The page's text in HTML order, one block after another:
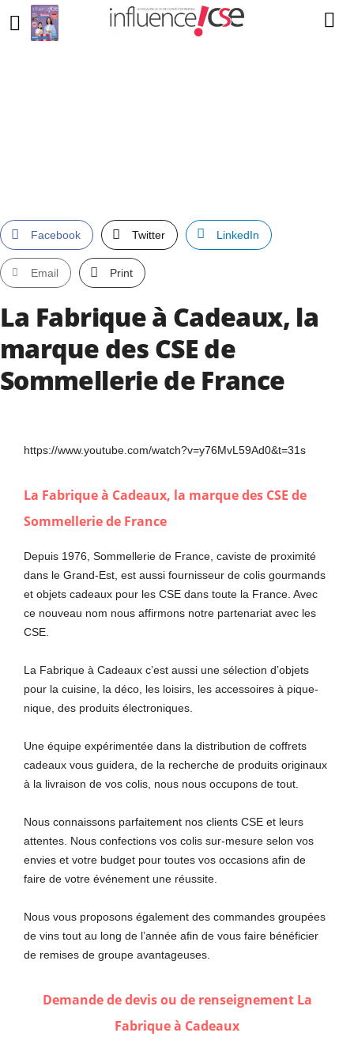
Facebook Twitter LinkedIn
Email Print
La Fabrique à Cadeaux, la
marque des CSE de
Sommellerie de France
https://www.youtube.com/watch?v=y76MvL59Ad0&t=31s
La Fabrique à Cadeaux, la marque des CSE de
Sommellerie de France
Depuis 1976, Sommellerie de France, caviste de proximité
dans le Grand-Est, est aussi fournisseur de colis gourmands
et objets cadeaux pour les CSE dans toute la France. Avec
ce nouveau nom nous affirmons notre partenariat avec les
CSE.
La Fabrique à Cadeaux c’est aussi une sélection d’objets
pour la cuisine, la déco, les loisirs, les accessoires à pique-
nique, des produits électroniques.
Une équipe expérimentée dans la distribution de coffrets
cadeaux vous guidera, de la recherche de produits originaux
à la livraison de vos colis, nous nous occupons de tout.
Nous connaissons parfaitement nos clients CSE et leurs
attentes. Nous confections vos colis sur-mesure selon vos
envies et votre budget pour toutes vos occasions afin de
faire de votre événement une réussite.
Nous vous proposons également des commandes groupées
de vins tout au long de l’année afin de vous faire bénéficier
de remises de groupe avantageuses.
Demande de devis ou de renseignement La
Fabrique à Cadeaux